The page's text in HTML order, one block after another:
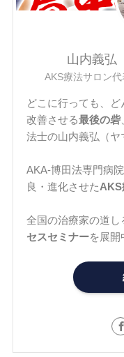
山内義弘
AKS療法サロン
どこに行っても、
改善させる最後の砦
法士の山内義弘（ヤ
AKA-博田法専門病
良・進化させたAKS
全国の治療家の道し
セスセミナーを展開